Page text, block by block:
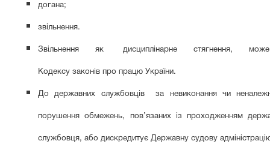
догана;
звільнення.
Звільнення як дисциплінарне стягнення, може бути
Кодексу законів про працю України.
До державних службовців за невиконання чи
порушення обмежень, пов’язаних із проходженням
службовця, або дискредитує Державну судову